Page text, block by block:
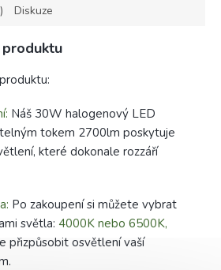
Diskuze
Náš 30W halogenový LED
tokem 2700lm poskytuje
které dokonale rozzáří
Po zakoupení si můžete vybrat
světla: 4000K nebo 6500K,
přizpůsobit osvětlení vaší